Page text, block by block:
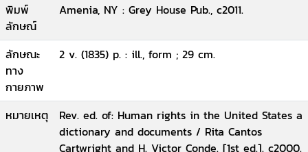
พิมพ์
ลักษณ์
Amenia, NY : Grey House Pub., c2011.
ลักษณะ
ทาง
กายภาพ
2 v. (1835) p. : ill., form ; 29 cm.
หมายเหตุ
Rev. ed. of: Human rights in the United States a
dictionary and documents / Rita Cantos
Cartwright and H. Victor Conde. [1st ed.]. c2000.